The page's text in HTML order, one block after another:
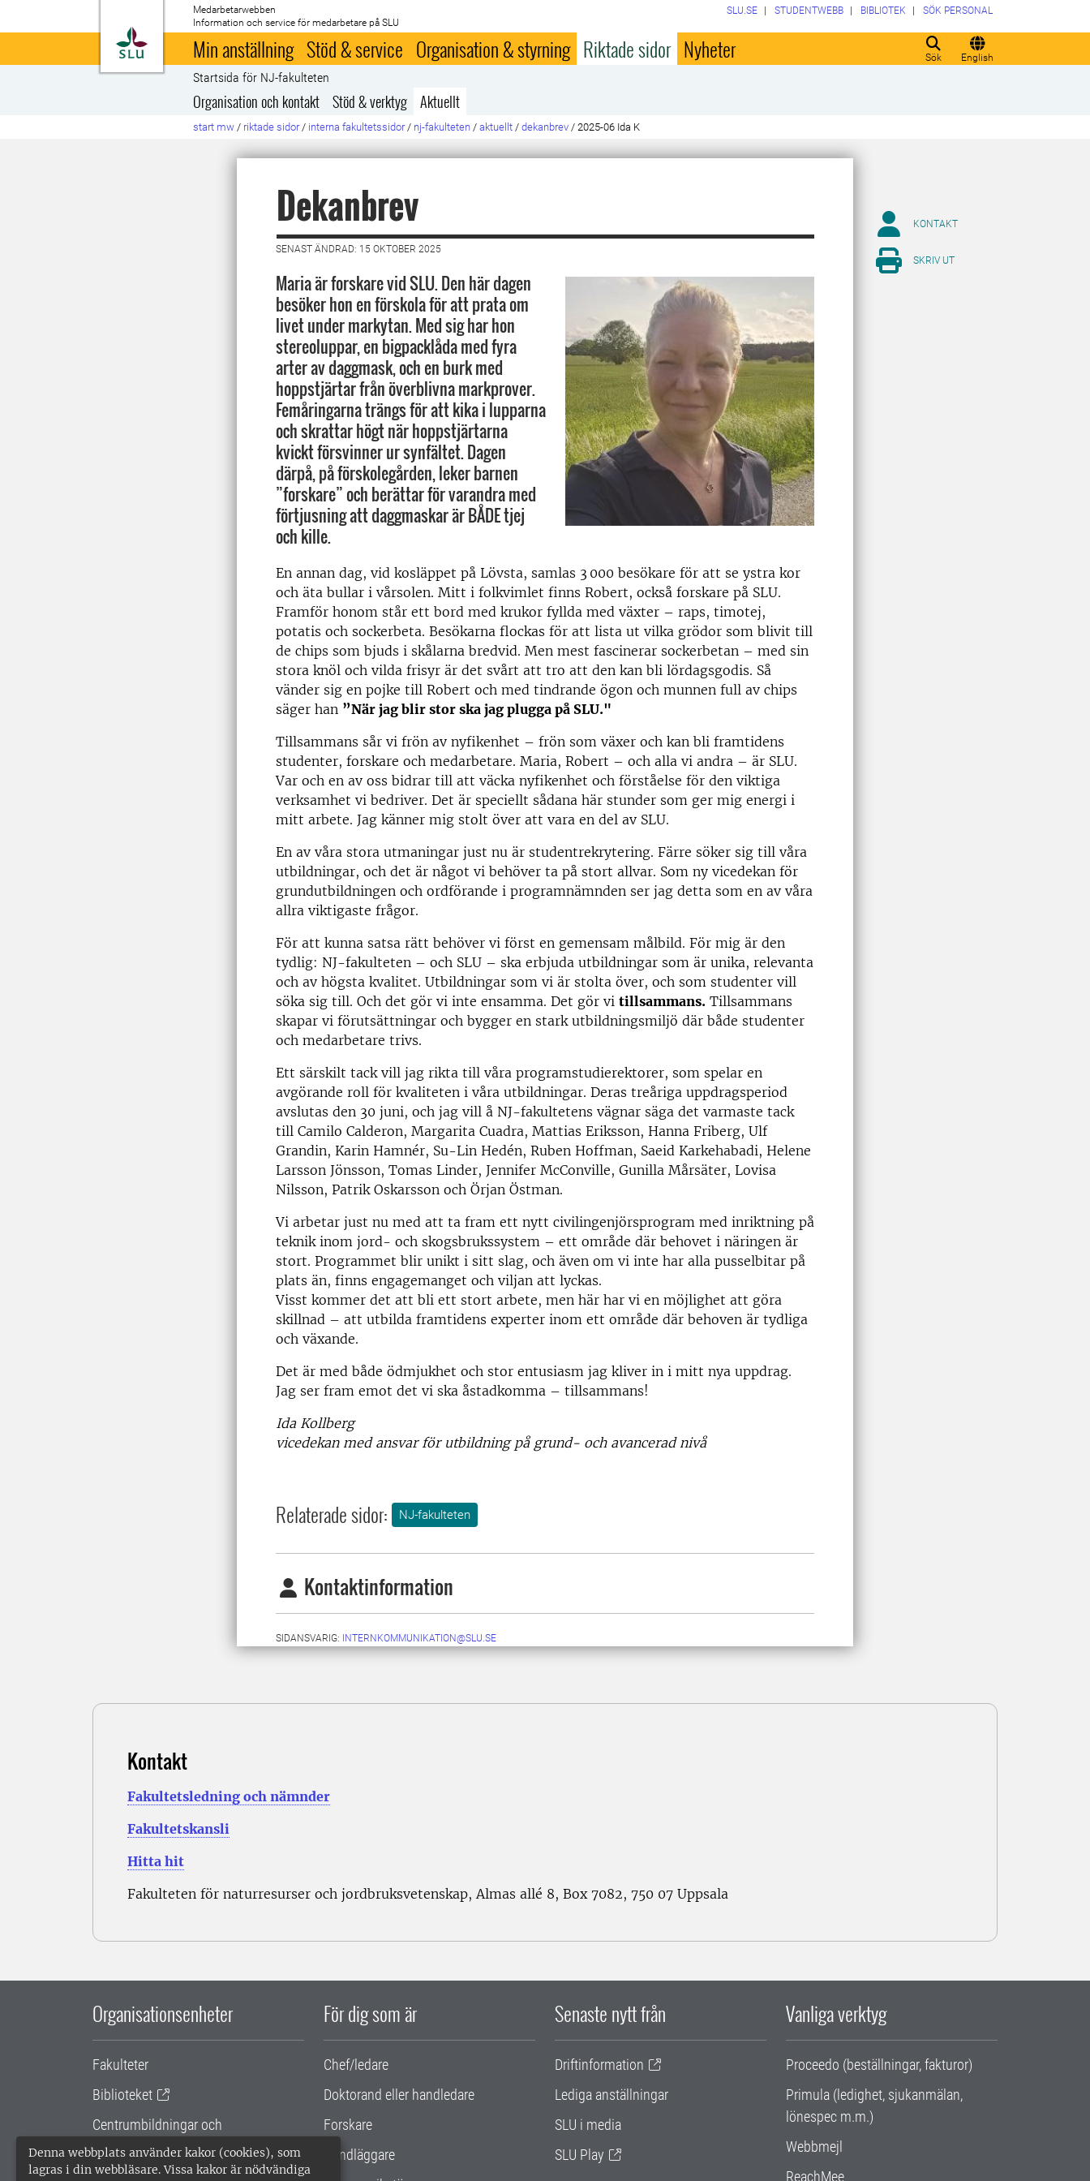
Denna webbplats använder kakor (cookies), som
lagras i din webbläsare. Vissa kakor är nödvändiga
Till startsida
Medarbetarwebben
Information och service för medarbetare på SLU
Sök English
SLU.SE STUDENTWEBB BIBLIOTEK SÖK PERSONAL
Min anställning Stöd & service Organisation & styrning Riktade sidor Nyheter
Startsida för NJ-fakulteten
Organisation och kontakt Stöd & verktyg Aktuellt
start mw / riktade sidor / interna fakultetssidor / nj-fakulteten / aktuellt / dekanbrev / 2025-06 Ida K
Dekanbrev
SENAST ÄNDRAD: 15 OKTOBER 2025
Maria är forskare vid SLU. Den här dagen
besöker hon en förskola för att prata om
livet under markytan. Med sig har hon
stereoluppar, en bigpacklåda med fyra
arter av daggmask, och en burk med
hoppstjärtar från överblivna markprover.
Femåringarna trängs för att kika i lupparna
och skrattar högt när hoppstjärtarna
kvickt försvinner ur synfältet. Dagen
därpå, på förskolegården, leker barnen
”forskare” och berättar för varandra med
förtjusning att daggmaskar är BÅDE tjej
och kille.
En annan dag, vid kosläppet på Lövsta, samlas 3 000 besökare för att se ystra kor
och äta bullar i vårsolen. Mitt i folkvimlet finns Robert, också forskare på SLU.
Framför honom står ett bord med krukor fyllda med växter – raps, timotej,
potatis och sockerbeta. Besökarna flockas för att lista ut vilka grödor som blivit till
de chips som bjuds i skålarna bredvid. Men mest fascinerar sockerbetan – med sin
stora knöl och vilda frisyr är det svårt att tro att den kan bli lördagsgodis. Så
vänder sig en pojke till Robert och med tindrande ögon och munnen full av chips
säger han ”När jag blir stor ska jag plugga på SLU."
Tillsammans sår vi frön av nyfikenhet – frön som växer och kan bli framtidens
studenter, forskare och medarbetare. Maria, Robert – och alla vi andra – är SLU.
Var och en av oss bidrar till att väcka nyfikenhet och förståelse för den viktiga
verksamhet vi bedriver. Det är speciellt sådana här stunder som ger mig energi i
mitt arbete. Jag känner mig stolt över att vara en del av SLU.
En av våra stora utmaningar just nu är studentrekrytering. Färre söker sig till våra
utbildningar, och det är något vi behöver ta på stort allvar. Som ny vicedekan för
grundutbildningen och ordförande i programnämnden ser jag detta som en av våra
allra viktigaste frågor.
För att kunna satsa rätt behöver vi först en gemensam målbild. För mig är den
tydlig: NJ-fakulteten – och SLU – ska erbjuda utbildningar som är unika, relevanta
och av högsta kvalitet. Utbildningar som vi är stolta över, och som studenter vill
söka sig till. Och det gör vi inte ensamma. Det gör vi tillsammans. Tillsammans
skapar vi förutsättningar och bygger en stark utbildningsmiljö där både studenter
och medarbetare trivs.
Ett särskilt tack vill jag rikta till våra programstudierektorer, som spelar en
avgörande roll för kvaliteten i våra utbildningar. Deras treåriga uppdragsperiod
avslutas den 30 juni, och jag vill å NJ-fakultetens vägnar säga det varmaste tack
till Camilo Calderon, Margarita Cuadra, Mattias Eriksson, Hanna Friberg, Ulf
Grandin, Karin Hamnér, Su-Lin Hedén, Ruben Hoffman, Saeid Karkehabadi, Helene
Larsson Jönsson, Tomas Linder, Jennifer McConville, Gunilla Mårsäter, Lovisa
Nilsson, Patrik Oskarsson och Örjan Östman.
Vi arbetar just nu med att ta fram ett nytt civilingenjörsprogram med inriktning på
teknik inom jord- och skogsbrukssystem – ett område där behovet i näringen är
stort. Programmet blir unikt i sitt slag, och även om vi inte har alla pusselbitar på
plats än, finns engagemanget och viljan att lyckas.
Visst kommer det att bli ett stort arbete, men här har vi en möjlighet att göra
skillnad – att utbilda framtidens experter inom ett område där behoven är tydliga
och växande.
Det är med både ödmjukhet och stor entusiasm jag kliver in i mitt nya uppdrag.
Jag ser fram emot det vi ska åstadkomma – tillsammans!
Ida Kollberg
vicedekan med ansvar för utbildning på grund- och avancerad nivå
Relaterade sidor: NJ-fakulteten
Kontaktinformation
SIDANSVARIG: INTERNKOMMUNIKATION@SLU.SE
KONTAKT
SKRIV UT
Kontakt
Fakultetsledning och nämnder
Fakultetskansli
Hitta hit
Fakulteten för naturresurser och jordbruksvetenskap, Almas allé 8, Box 7082, 750 07 Uppsala
Organisationsenheter
Fakulteter
Biblioteket
Centrumbildningar och
samarbetsprojekt
Gemensamma verksamhetsstödet
För dig som är
Chef/ledare
Doktorand eller handledare
Forskare
Handläggare
Senaste nytt från
Driftinformation
Lediga anställningar
SLU i media
SLU Play
Vanliga verktyg
Proceedo (beställningar, fakturor)
Primula (ledighet, sjukanmälan,
lönespec m.m.)
Webbmejl
ReachMee